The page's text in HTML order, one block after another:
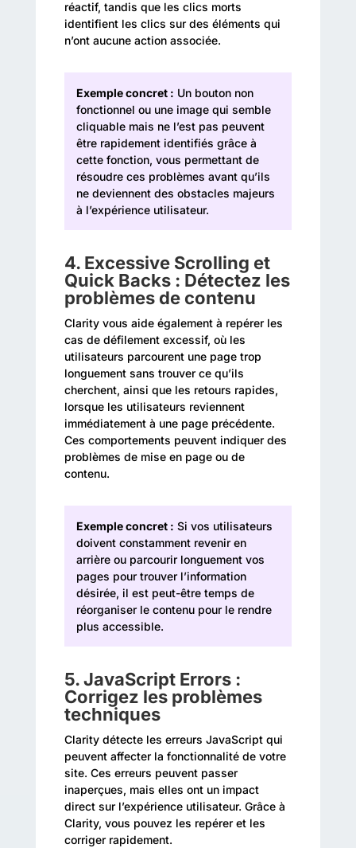
réactif, tandis que les clics morts
identifient les clics sur des éléments qui
n’ont aucune action associée.
Exemple concret : Un bouton non
fonctionnel ou une image qui semble
cliquable mais ne l’est pas peuvent
être rapidement identifiés grâce à
cette fonction, vous permettant de
résoudre ces problèmes avant qu’ils
ne deviennent des obstacles majeurs
à l’expérience utilisateur.
4. Excessive Scrolling et
Quick Backs : Détectez les
problèmes de contenu
Clarity vous aide également à repérer les
cas de défilement excessif, où les
utilisateurs parcourent une page trop
longuement sans trouver ce qu’ils
cherchent, ainsi que les retours rapides,
lorsque les utilisateurs reviennent
immédiatement à une page précédente.
Ces comportements peuvent indiquer des
problèmes de mise en page ou de
contenu.
Exemple concret : Si vos utilisateurs
doivent constamment revenir en
arrière ou parcourir longuement vos
pages pour trouver l’information
désirée, il est peut-être temps de
réorganiser le contenu pour le rendre
plus accessible.
5.JavaScript Errors :
Corrigez les problèmes
techniques
Clarity détecte les erreurs JavaScript qui
peuvent affecter la fonctionnalité de votre
site. Ces erreurs peuvent passer
inaperçues, mais elles ont un impact
direct sur l’expérience utilisateur. Grâce à
Clarity, vous pouvez les repérer et les
corriger rapidement.